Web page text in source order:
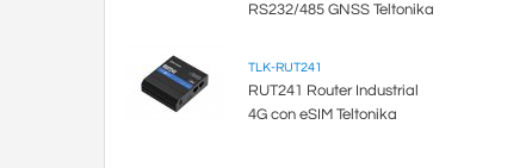
RS232/485 GNSS Teltonika
TLK-RUT241
RUT241 Router Industrial
4G con eSIM Teltonika